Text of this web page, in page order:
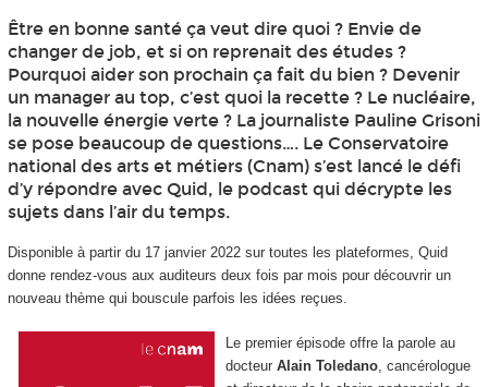
Être en bonne santé ça veut dire quoi ? Envie de
changer de job, et si on reprenait des études ?
Pourquoi aider son prochain ça fait du bien ? Devenir
un manager au top, c’est quoi la recette ? Le nucléaire,
la nouvelle énergie verte ? La journaliste Pauline Grisoni
se pose beaucoup de questions…. Le Conservatoire
national des arts et métiers (Cnam) s’est lancé le défi
d’y répondre avec Quid, le podcast qui décrypte les
sujets dans l’air du temps.
Disponible à partir du 17 janvier 2022 sur toutes les plateformes, Quid
donne rendez-vous aux auditeurs deux fois par mois pour découvrir un
nouveau thème qui bouscule parfois les idées reçues.
Le premier épisode offre la parole au
docteur Alain Toledano, cancérologue